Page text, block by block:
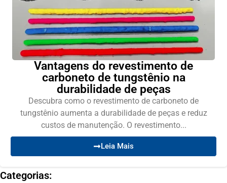
Vantagens do revestimento de
carboneto de tungstênio na
durabilidade de peças
Descubra como o revestimento de carboneto de
tungstênio aumenta a durabilidade de peças e reduz
custos de manutenção. O revestimento...
Leia Mais
Categorias: